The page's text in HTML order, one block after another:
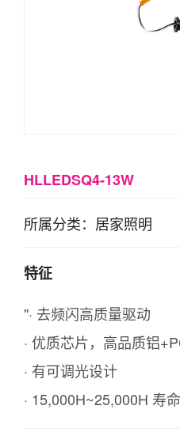
HLLEDSQ4-13W
所属分类：居家照明
特征
"· 去频闪高质量驱动
· 优质芯片，高品质铝
· 有可调光设计
· 15,000H~25,000H 寿